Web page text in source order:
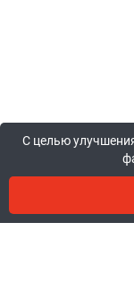
С целью